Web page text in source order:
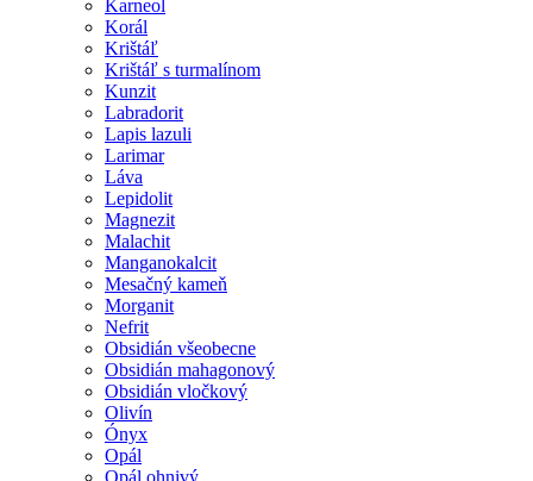
Karneol
Korál
Krištáľ
Krištáľ s turmalínom
Kunzit
Labradorit
Lapis lazuli
Larimar
Láva
Lepidolit
Magnezit
Malachit
Manganokalcit
Mesačný kameň
Morganit
Nefrit
Obsidián všeobecne
Obsidián mahagonový
Obsidián vločkový
Olivín
Ónyx
Opál
Opál ohnivý